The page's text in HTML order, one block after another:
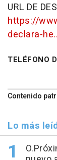
URL DE
https://
declara-
TELÉFONO
Contenido
Lo más